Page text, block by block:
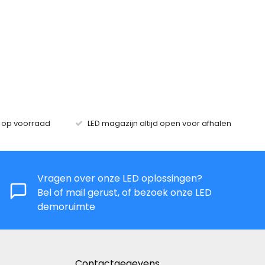
op voorraad LED magazijn altijd open voor afhalen
Vragen over onze LED oplossingen?
Bel of mail gerust, of bezoek onze LED
demoruimte